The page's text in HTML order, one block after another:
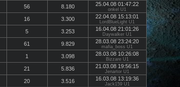
56 8.180 25.04.08 01:47:22
onkel U1
16 3.300 22.04.08 15:13:01
LordBlueLight U1
5 3.253 16.04.08 21:01:26
Daywalker U1
61 9.829 28.03.08 23:24:20
mafia_boss U1
1 3.098 28.03.08 10:26:08
Bizzare U1
21 5.836 21.03.08 19:56:15
Jenartor U1
20 3.516 16.03.08 13:19:36
Jack159 U1